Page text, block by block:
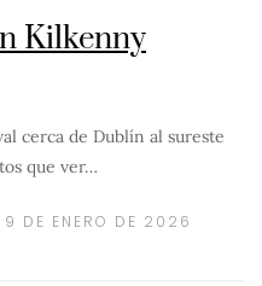
Kilkenny
cerca de Dublín al sureste
que ver…
9 DE ENERO DE 2026